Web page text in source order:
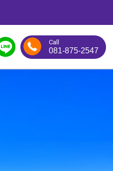
Call
081-875-2547